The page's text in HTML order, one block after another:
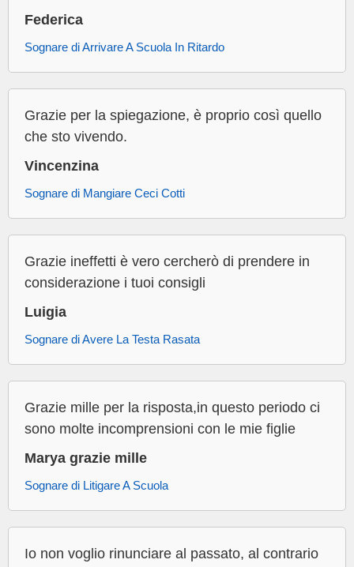
Federica
Sognare di Arrivare A Scuola In Ritardo
Grazie per la spiegazione, è proprio così quello
che sto vivendo.
Vincenzina
Sognare di Mangiare Ceci Cotti
Grazie ineffetti è vero cercherò di prendere in
considerazione i tuoi consigli
Luigia
Sognare di Avere La Testa Rasata
Grazie mille per la risposta,in questo periodo ci
sono molte incomprensioni con le mie figlie
Marya grazie mille
Sognare di Litigare A Scuola
Io non voglio rinunciare al passato, al contrario